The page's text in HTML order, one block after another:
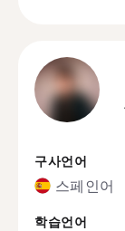
구사언어
스페인어
학습언어